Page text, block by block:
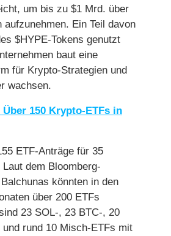
um bis zu $1 Mrd. über
aufzunehmen. Ein Teil davon
$HYPE-Tokens genutzt
baut eine
für Krypto-Strategien und
wachsen.
Über 150 Krypto-ETFs in
ETF-Anträge für 35
dem Bloomberg-
könnten in den
über 200 ETFs
23 SOL-, 23 BTC-, 20
rund 10 Misch-ETFs mit